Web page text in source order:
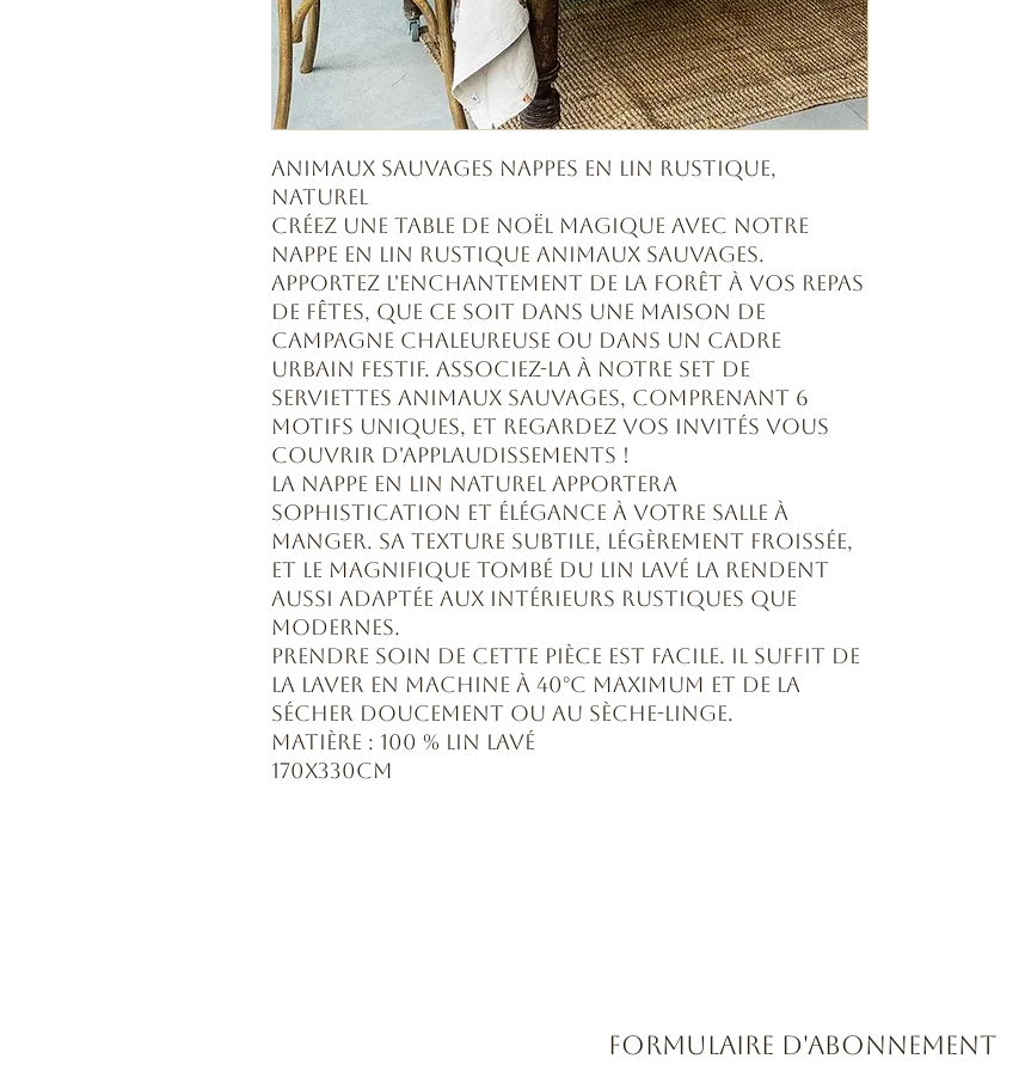
ANIMAUX SAUVAGES Nappes en lin rustique,
Naturel
Créez une table de Noël magique avec notre
nappe en lin rustique Animaux sauvages.
Apportez l'enchantement de la forêt à vos repas
de fêtes, que ce soit dans une maison de
campagne chaleureuse ou dans un cadre
urbain festif. Associez-la à notre set de
serviettes Animaux sauvages, comprenant 6
motifs uniques, et regardez vos invités vous
couvrir d'applaudissements !
La nappe en lin naturel apportera
sophistication et élégance à votre salle à
manger. Sa texture subtile, légèrement froissée,
et le magnifique tombé du lin lavé la rendent
aussi adaptée aux intérieurs rustiques que
modernes.
Prendre soin de cette pièce est facile. Il suffit de
la laver en machine à 40°C maximum et de la
sécher doucement ou au sèche-linge.
Matière : 100 % lin lavé
170x330cm
Formulaire d'abonnement